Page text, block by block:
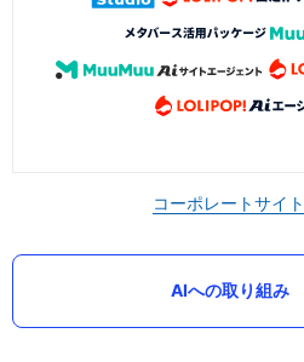
コーポレートサイト
AIへの取り組み